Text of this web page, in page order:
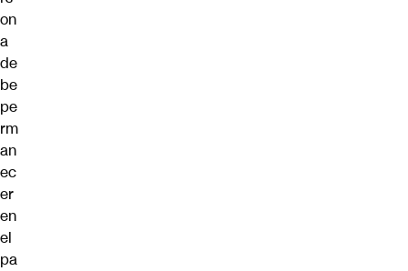
on
a
de
be
pe
rm
an
ec
er
en
el
pa